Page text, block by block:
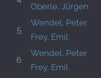
Oberle, Jürgen
5
Wendel, Peter
Frey, Emil
6
Wendel, Peter
Frey, Emil